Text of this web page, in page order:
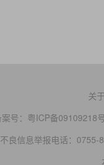
关
号： 粤ICP备09109218
良信息举报电话：0755-